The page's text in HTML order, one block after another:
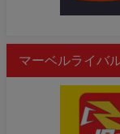
マーベルライバ